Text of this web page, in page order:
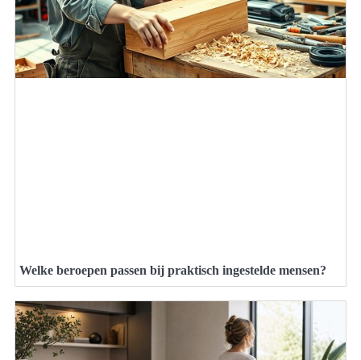
Welke beroepen passen bij praktisch ingestelde mensen?